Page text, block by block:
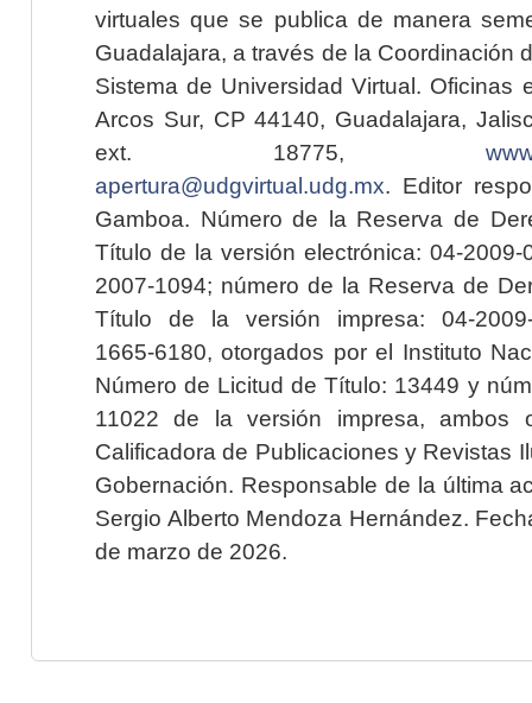
virtuales que se publica de manera
Guadalajara, a través de la Coordinación
Sistema de Universidad Virtual. Oficinas
Arcos Sur, CP 44140, Guadalajara,
ext. 18775,
apertura@udgvirtual.udg.mx. Editor
Gamboa. Número de la Reserva de
Título de la versión electrónica: 04-2009-
2007-1094; número de la Reserva de
Título de la versión impresa: 04-2009-
1665-6180, otorgados por el Instituto
Número de Licitud de Título: 13449 y
11022 de la versión impresa, ambos
Calificadora de Publicaciones y Revistas
Gobernación. Responsable de la última
Sergio Alberto Mendoza Hernández.
de marzo de 2026.